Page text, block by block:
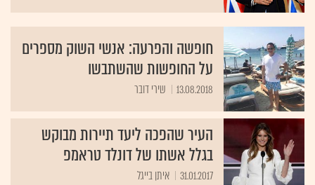
חופשה והפרעה: אנשי השוק מספרים
על החופשות שהשתבשו
13.08.2018 שירי דובר
העיר שהפכה ליעד תיירות מבוקש
בגלל אשתו של דונלד טראמפ
31.01.2017 איתן בייגל